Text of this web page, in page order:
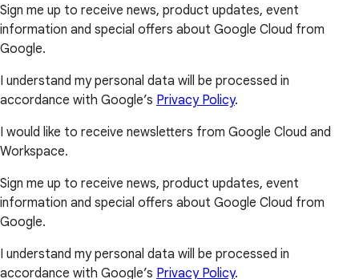
Sign me up to receive news, product updates, event
information and special offers about Google Cloud from
Google.
I understand my personal data will be processed in
accordance with Google’s Privacy Policy.
I would like to receive newsletters from Google Cloud and
Workspace.
Sign me up to receive news, product updates, event
information and special offers about Google Cloud from
Google.
I understand my personal data will be processed in
accordance with Google’s Privacy Policy.